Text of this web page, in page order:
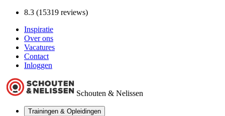
8.3 (15319 reviews)
Inspiratie
Over ons
Vacatures
Contact
Inloggen
Schouten & Nelissen
Trainingen & Opleidingen